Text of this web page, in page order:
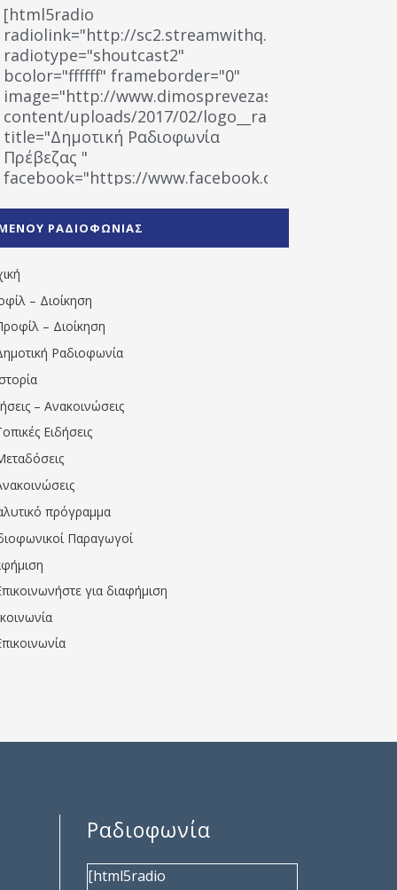
[html5radio
radiolink="http://sc2.streamwithq.com:8028/
radiotype="shoutcast2"
bcolor="ffffff" frameborder="0"
image="http://www.dimosprevezas.gr/wp-
content/uploads/2017/02/logo__radiofonias.jpg"
title="Δημοτική Ραδιοφωνία
Πρέβεζας "
facebook="https://www.facebook.com/
1531194763766854/" artist="" ]
ΡΑΔΙΟΦΩΝΙΑΣ
– Διοίκηση
– Διοίκηση
Ραδιοφωνία
– Ανακοινώσεις
Ειδήσεις
πρόγραμμα
Παραγωγοί
για διαφήμιση
Ραδιοφωνία
[html5radio